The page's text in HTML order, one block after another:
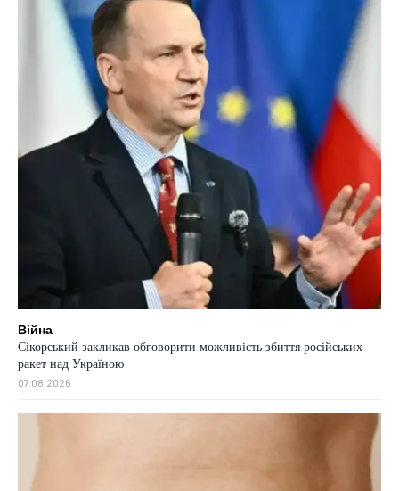
Війна
Сікорський закликав обговорити можливість збиття російських
ракет над Україною
07.08.2026